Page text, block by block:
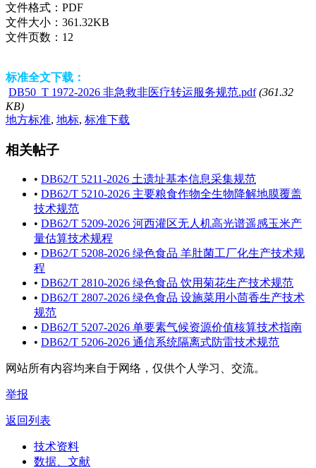
文件格式： PDF
文件大小： 361.32KB
文件页数： 12
标准全文下载：
DB50_T 1972-2026 非急救非医疗转运服务规范.pdf (361.32
KB)
地方标准, 地标, 标准下载
相关帖子
• DB62/T 5211-2026 土遗址基本信息采集规范
• DB62/T 5210-2026 主要粮食作物全生物降解地膜覆盖
技术规范
• DB62/T 5209-2026 河西灌区无人机高光谱遥感玉米产
量估算技术规程
• DB62/T 5208-2026 绿色食品 羊肚菌工厂化生产技术规
程
• DB62/T 2810-2026 绿色食品 饮用菊花生产技术规范
• DB62/T 2807-2026 绿色食品 设施菜用小茴香生产技术
规范
• DB62/T 5207-2026 单要素气候资源价值核算技术指南
• DB62/T 5206-2026 通信系统隔离式防雷技术规范
网站所有内容均来自于网络，仅供个人学习、交流。
举报
返回列表
技术资料
数据、文献